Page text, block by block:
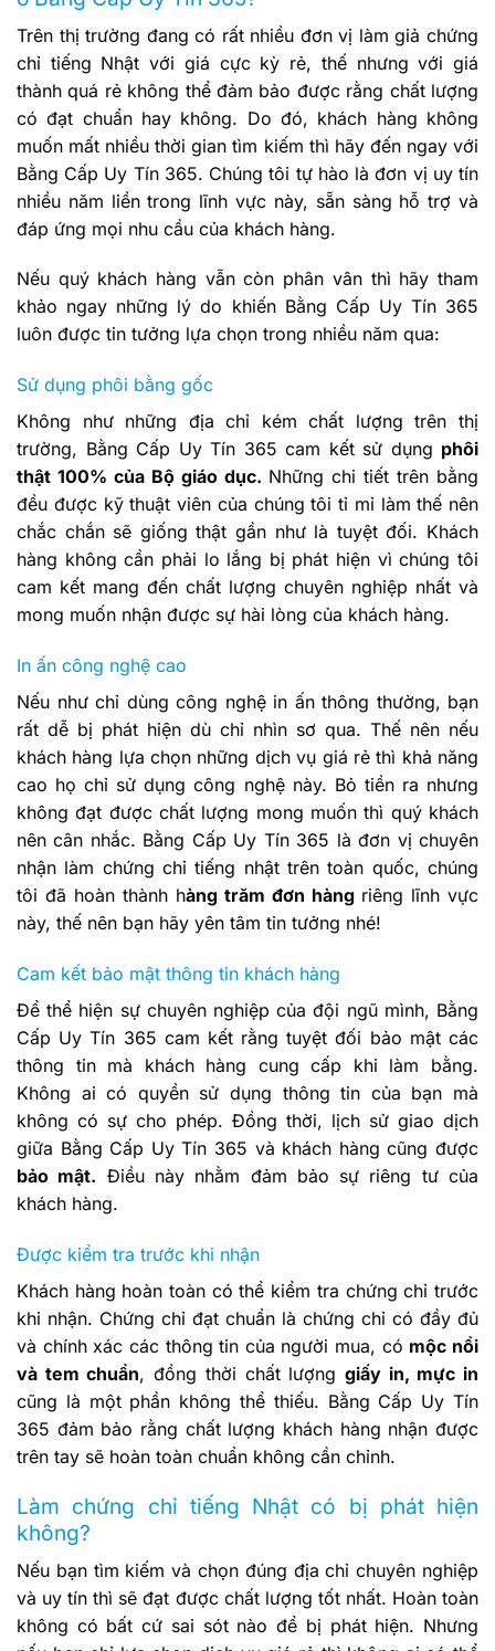
Trên thị trường đang có rất nhiều đơn vị làm giả chứng
chỉ tiếng Nhật với giá cực kỳ rẻ, thế nhưng với giá
thành quá rẻ không thể đảm bảo được rằng chất lượng
có đạt chuẩn hay không. Do đó, khách hàng không
muốn mất nhiều thời gian tìm kiếm thì hãy đến ngay với
Bằng Cấp Uy Tín 365. Chúng tôi tự hào là đơn vị uy tín
nhiều năm liền trong lĩnh vực này, sẵn sàng hỗ trợ và
đáp ứng mọi nhu cầu của khách hàng.
Nếu quý khách hàng vẫn còn phân vân thì hãy tham
khảo ngay những lý do khiến Bằng Cấp Uy Tín 365
luôn được tin tưởng lựa chọn trong nhiều năm qua:
Sử dụng phôi bằng gốc
Không như những địa chỉ kém chất lượng trên thị
trường, Bằng Cấp Uy Tín 365 cam kết sử dụng phôi
thật 100% của Bộ giáo dục. Những chi tiết trên bằng
đều được kỹ thuật viên của chúng tôi tỉ mỉ làm thế nên
chắc chắn sẽ giống thật gần như là tuyệt đối. Khách
hàng không cần phải lo lắng bị phát hiện vì chúng tôi
cam kết mang đến chất lượng chuyên nghiệp nhất và
mong muốn nhận được sự hài lòng của khách hàng.
In ấn công nghệ cao
Nếu như chỉ dùng công nghệ in ấn thông thường, bạn
rất dễ bị phát hiện dù chỉ nhìn sơ qua. Thế nên nếu
khách hàng lựa chọn những dịch vụ giá rẻ thì khả năng
cao họ chỉ sử dụng công nghệ này. Bỏ tiền ra nhưng
không đạt được chất lượng mong muốn thì quý khách
nên cân nhắc. Bằng Cấp Uy Tín 365 là đơn vị chuyên
nhận làm chứng chỉ tiếng nhật trên toàn quốc, chúng
tôi đã hoàn thành hàng trăm đơn hàng riêng lĩnh vực
này, thế nên bạn hãy yên tâm tin tưởng nhé!
Cam kết bảo mật thông tin khách hàng
Để thể hiện sự chuyên nghiệp của đội ngũ mình, Bằng
Cấp Uy Tín 365 cam kết rằng tuyệt đối bảo mật các
thông tin mà khách hàng cung cấp khi làm bằng.
Không ai có quyền sử dụng thông tin của bạn mà
không có sự cho phép. Đồng thời, lịch sử giao dịch
giữa Bằng Cấp Uy Tín 365 và khách hàng cũng được
bảo mật. Điều này nhằm đảm bảo sự riêng tư của
khách hàng.
Được kiểm tra trước khi nhận
Khách hàng hoàn toàn có thể kiểm tra chứng chỉ trước
khi nhận. Chứng chỉ đạt chuẩn là chứng chỉ có đầy đủ
và chính xác các thông tin của người mua, có mộc nổi
và tem chuẩn, đồng thời chất lượng giấy in, mực in
cũng là một phần không thể thiếu. Bằng Cấp Uy Tín
365 đảm bảo rằng chất lượng khách hàng nhận được
trên tay sẽ hoàn toàn chuẩn không cần chỉnh.
Làm chứng chỉ tiếng Nhật có bị phát hiện
không?
Nếu bạn tìm kiếm và chọn đúng địa chỉ chuyên nghiệp
và uy tín thì sẽ đạt được chất lượng tốt nhất. Hoàn toàn
không có bất cứ sai sót nào để bị phát hiện. Nhưng